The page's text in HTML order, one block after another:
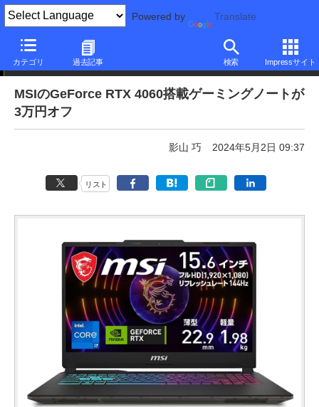
Powered by Translate
カテゴリ 過去記事 検索 Impressサイト
本日みつけたお買い得品
MSIのGeForce RTX 4060搭載ゲーミングノートが
3万円オフ
影山 巧 2024年5月2日 09:37
リスト